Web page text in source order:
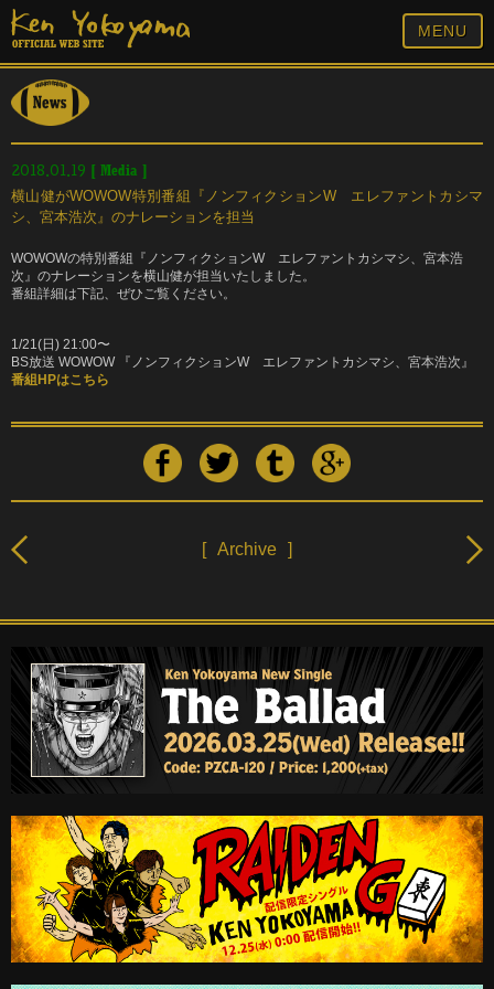
MENU
2018.01.19 [ Media ]
横山健がWOWOW特別番組『ノンフィクションW エレファントカシマ
シ、宮本浩次』のナレーションを担当
WOWOWの特別番組『ノンフィクションW エレファントカシマシ、宮本浩
次』のナレーションを横山健が担当いたしました。
番組詳細は下記、ぜひご覧ください。
1/21(日) 21:00〜
BS放送 WOWOW 『ノンフィクションW エレファントカシマシ、宮本浩次』
番組HPはこちら
[ Archive ]